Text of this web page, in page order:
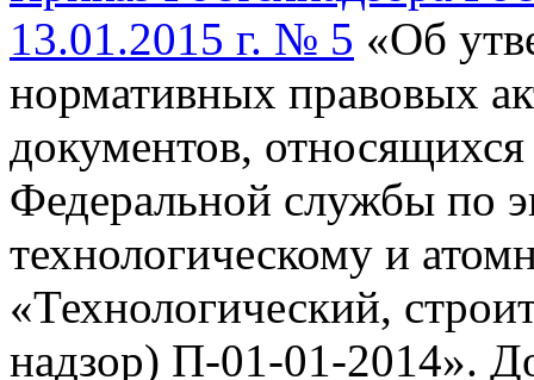
13.01.2015 г. № 5 «Об
нормативных правовых
документов,
Федеральной службы по
технологическому и
«Технологический,
надзор) П-01-01-2014».